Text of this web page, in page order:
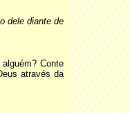
dele diante de
Conte
através da